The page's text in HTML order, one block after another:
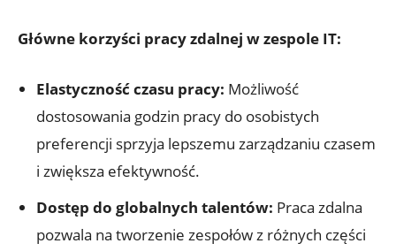
Główne ‍korzyści pracy ⁣zdalnej⁢ w ‌zespole IT:
Elastyczność ‌czasu pracy: Możliwość
dostosowania godzin ⁤pracy ⁣do osobistych⁢
preferencji sprzyja lepszemu zarządzaniu czasem
i ⁢zwiększa efektywność.
Dostęp do globalnych talentów: Praca zdalna
pozwala na tworzenie zespołów z różnych części